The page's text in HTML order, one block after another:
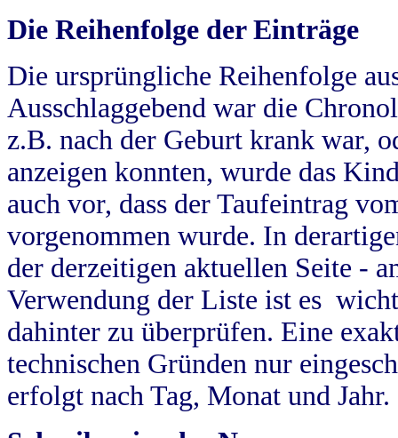
Die Reihenfolge der Einträge
Die ursprüngliche Reihenfolge
Ausschlaggebend war die
z.B. nach der Geburt krank war,
anzeigen konnten, wurde das
auch vor, dass der Taufeintrag
vorgenommen wurde. In
der derzeitigen aktuellen Seite -
Verwendung der Liste ist es
dahinter zu überprüfen. Eine
technischen Gründen nur
erfolgt nach Tag, Monat und Jahr.